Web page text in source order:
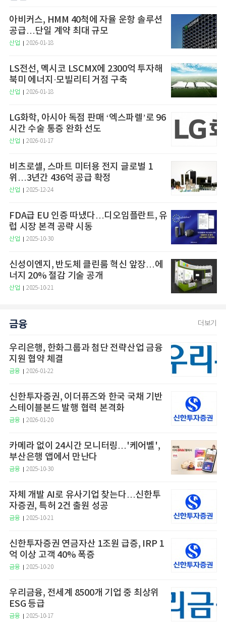
아비커스, HMM 40척에 자율 운항 솔루션
공급…단일 계약 최대 규모
산업 2026-01-18
LS전선, 멕시코 LSCMX에 2300억 투자해
북미 에너지·모빌리티 거점 구축
산업 2026-01-18
LG화학, 아시아 독점 판매 ‘엑스파렐’로 96
시간 수술 통증 완화 선도
산업 2026-01-17
비츠로셀, 스마트 미터용 전지 글로벌 1
위…3년간 436억 공급 확정
산업 2025-12-24
FDA급 EU 인증 따냈다…디오임플란트, 유
럽 시장 본격 공략 시동
산업 2025-10-30
신성이엔지, 반도체 클린룸 혁신 앞장…에
너지 20% 절감 기술 공개
산업 2025-10-21
금융 더보기
우리은행, 한화그룹과 첨단 전략산업 금융
지원 협약 체결
금융 2026-01-22
신한투자증권, 이더퓨즈와 한국 국채 기반
스테이블본드 발행 협력 본격화
금융 2026-01-20
카메라 없이 24시간 모니터링…'케어벨',
부산은행 앱에서 만난다
금융 2025-10-30
자체 개발 AI로 유사기업 찾는다…신한투
자증권, 특허 2건 출원 성공
금융 2025-10-21
신한투자증권 연금자산 1조원 급증, IRP 1
억 이상 고객 40% 폭증
금융 2025-10-20
우리금융, 전세계 8500개 기업 중 최상위
ESG 등급
금융 2025-10-17